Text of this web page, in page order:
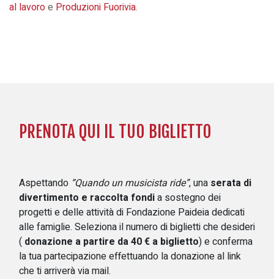
al lavoroe Produzioni Fuorivia.
PRENOTA QUI IL TUO BIGLIETTO
Aspettando “Quando un musicista ride”, una serata di
divertimento e raccolta fondia sostegno dei
progetti e delle attività di Fondazione Paideia dedicati
alle famiglie. Seleziona il numero di biglietti che desideri
( donazione a partire da 40 € a biglietto) e conferma
la tua partecipazione effettuando la donazione al link
che ti arriverà via mail.